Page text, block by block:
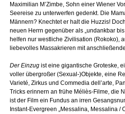
Maximilian M’Zimbe, Sohn einer Wiener
Seereise zu unterwerfen gedenkt. Die
Männern? Knechtet er halt die Huzzis!
neuen Herrn gegenüber als „undankbar
helfen nur westliche Zivilisation (Rokoko),
liebevolles Massakrieren mit
Der Einzug ist eine gigantische Groteske,
voller übergroßer (Sexual-)Objekte, eine
Varieté, Zirkus und Commedia dell’arte,
Tricks erinnern an frühe Méliès-Filme, die
ist der Film ein Fundus an irren
Instant-Evergreen „Messalina, Messalina /